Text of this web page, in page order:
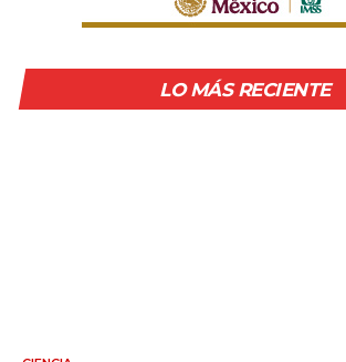
LO MÁS RECIENTE